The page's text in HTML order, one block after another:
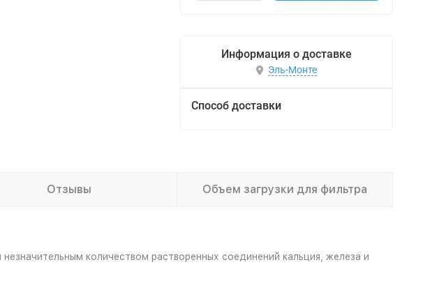
Информация о доставке
Эль-Монте
Способ доставки
Отзывы Объем загрузки для фильтра
количеством растворенных соединений кальция, железа и